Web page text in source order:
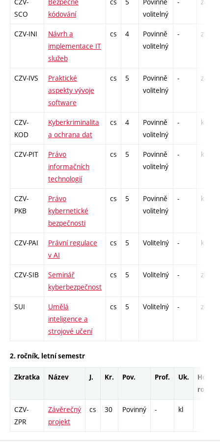
SCO
kódování
volitelný
CZV-INI
Návrh a
implementace IT
služeb
cs 4
Povinně
volitelný
- zá,zk
CZV-IVS
Praktické
aspekty vývoje
software
cs 5
Povinně
volitelný
- zá,zk
CZV-
KOD
Kyberkriminalita
a ochrana dat
cs 4
Povinně
volitelný
- kol
CZV-PIT
Právo
informačních
technologií
cs 5
Povinně
volitelný
- kol
CZV-
PKB
Právo
kybernetické
bezpečnosti
cs 5
Povinně
volitelný
- kol
CZV-PAI
Právní regulace
v AI
cs 5 Volitelný - kol
CZV-SIB
Seminář
kyberbezpečnost
cs 5 Volitelný - zk
SUI
Umělá
inteligence a
strojové učení
cs 5 Volitelný - zk
2. ročník, letní semestr
Zkratka Název J. Kr. Pov. Prof. Uk.
Hod.
rozsah
CZV-
ZPR
Závěrečný
projekt
cs 30 Povinný - kl